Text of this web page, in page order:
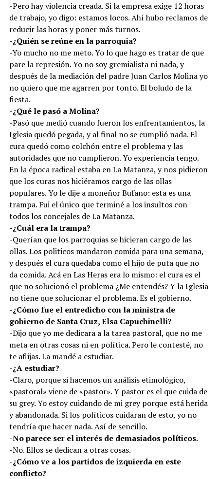
-Pero hay violencia creada. Si la empresa exige 12 horas
de trabajo, yo digo: estamos locos. Ahí hubo reclamos de
reducir las horas y poner más turnos.
-¿Quién se reúne en la parroquia?
-Yo mucho no me meto. Yo lo que hago es tratar de que
pare la represión. Yo no soy gremialista ni nada, y
después de la mediación del padre Juan Carlos Molina yo
no quiero que me agarren por tonto. El boludo de la
fiesta.
-¿Qué le pasó a Molina?
-Pasó que medió cuando fueron los enfrentamientos, la
Iglesia quedó pegada, y al final no se cumplió nada. El
cura quedó como colchón entre el problema y las
autoridades que no cumplieron. Yo experiencia tengo.
En la época radical estaba en La Matanza, y nos pidieron
que los curas nos hiciéramos cargo de las ollas
populares. Yo le dije a moneñor Bufano: esta es una
trampa. Fui el único que terminé a los insultos con
todos los concejales de La Matanza.
-¿Cuál era la trampa?
-Querían que los parroquias se hicieran cargo de las
ollas. Los politicos mandaron comida para una semana,
y después el cura quedaba como el hijo de puta que no
da comida. Acá en Las Heras era lo mismo: el cura es el
que no solucionó el problema ¿Me entendés? Y la Iglesia
no tiene que solucionar el problema. Es el gobierno.
-¿Cómo fue el entredicho con la ministra de
gobierno de Santa Cruz, Elsa Capuchinelli?
-Dijo que yo me dedicara a la tarea pastoral, que no me
meta en otras cosas ni en política. Pero le contesté, no
te aflijas. La mandé a estudiar.
-¿A estudiar?
-Claro, porque si hacemos un análisis etimológico,
«pastoral» viene de «pastor». Y pastor es el que cuida de
su grey. Yo estoy cuidando de mi grey porque está herida
y abandonada. Si los políticos cuidaran de esto, yo no
tendría que hacer nada. Así de sencillo.
-No parece ser el interés de demasiados políticos.
-No. Ellos se dedican a otras cosas.
-¿Cómo ve a los partidos de izquierda en este
conflicto?